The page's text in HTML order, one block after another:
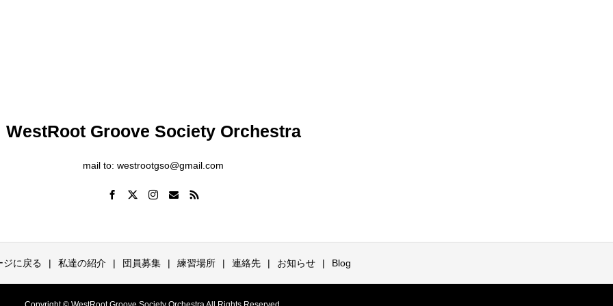
WestRoot Groove Society Orchestra
mail to: westrootgso@gmail.com
ジに戻る 私達の紹介 団員募集 練習場所 連絡先 お知らせ Blog